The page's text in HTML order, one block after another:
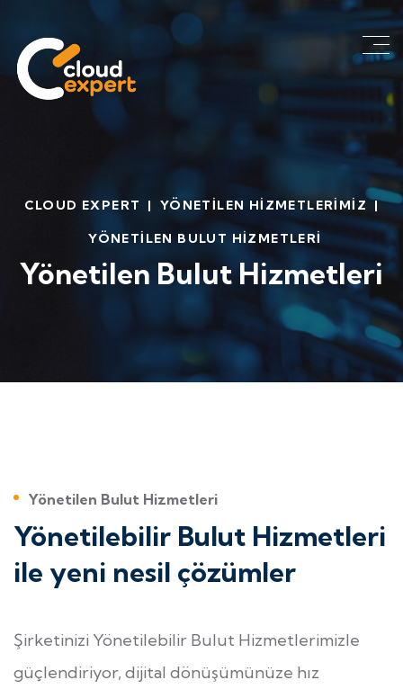
CLOUD EXPERT | YÖNETILEN HIZMETLERIMIZ |
YÖNETILEN BULUT HIZMETLERI
Yönetilen Bulut Hizmetleri
Yönetilen Bulut Hizmetleri
Yönetilebilir Bulut Hizmetleri
ile yeni nesil çözümler
Şirketinizi Yönetilebilir Bulut Hizmetlerimizle
güçlendiriyor, dijital dönüşümünüze hız